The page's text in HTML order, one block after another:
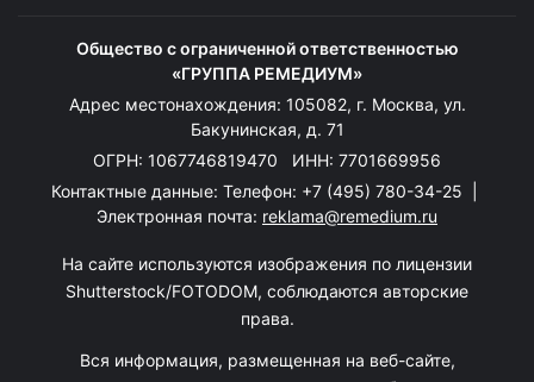
Общество с ограниченной ответственностью
«ГРУППА РЕМЕДИУМ»
Адрес местонахождения: 105082, г. Москва, ул.
Бакунинская, д. 71
ОГРН: 1067746819470 ИНН: 7701669956
Контактные данные: Телефон: +7 (495) 780-34-25
Электронная почта: reklama@remedium.ru
На сайте используются изображения по лицензии
Shutterstock/FOTODOM, соблюдаются авторские
права.
Вся информация, размещенная на веб-сайте,